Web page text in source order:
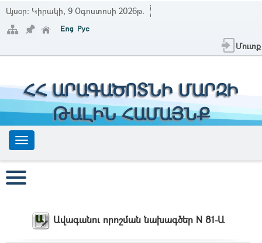
Այսօր: Կիրակի, 9 Օգոստոսի 2026թ.
Մուտք
ՀՀ ԱՐԱԳԱԾՈՏՆԻ ՄԱՐԶԻ
ԹԱԼԻՆ ՀԱՄԱՅՆՔ
Ավագանու որոշման նախագծեր N 81-Ա